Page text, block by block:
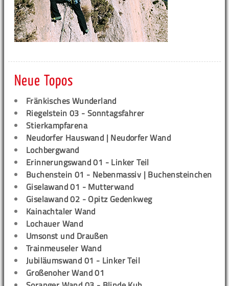
Neue Topos
Fränkisches Wunderland
Riegelstein 03 - Sonntagsfahrer
Stierkampfarena
Neudorfer Hauswand | Neudorfer Wand
Lochbergwand
Erinnerungswand 01 - Linker Teil
Buchenstein 01 - Nebenmassiv | Buchensteinchen
Giselawand 01 - Mutterwand
Giselawand 02 - Opitz Gedenkweg
Kainachtaler Wand
Lochauer Wand
Umsonst und Draußen
Trainmeuseler Wand
Jubiläumswand 01 - Linker Teil
Großenoher Wand 01